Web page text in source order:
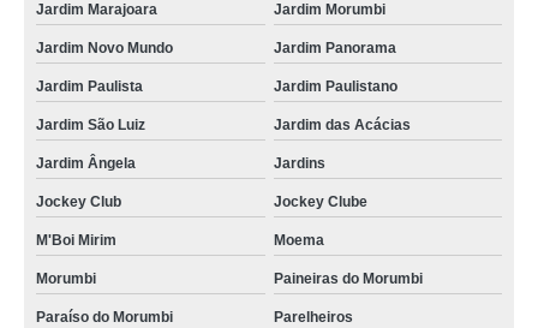
Jardim Marajoara Jardim Morumbi
Jardim Novo Mundo Jardim Panorama
Jardim Paulista Jardim Paulistano
Jardim São Luiz Jardim das Acácias
Jardim Ângela Jardins
Jockey Club Jockey Clube
M'Boi Mirim Moema
Morumbi Paineiras do Morumbi
Paraíso do Morumbi Parelheiros